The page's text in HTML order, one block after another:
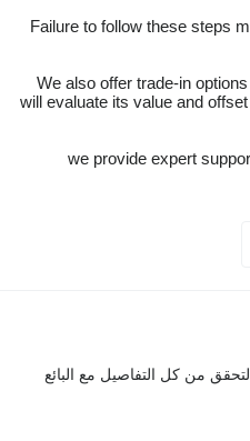
Failure to follow these steps
We also offer trade-in
will evaluate its value and
– we provide expert
من كل التفاصيل مع البائع